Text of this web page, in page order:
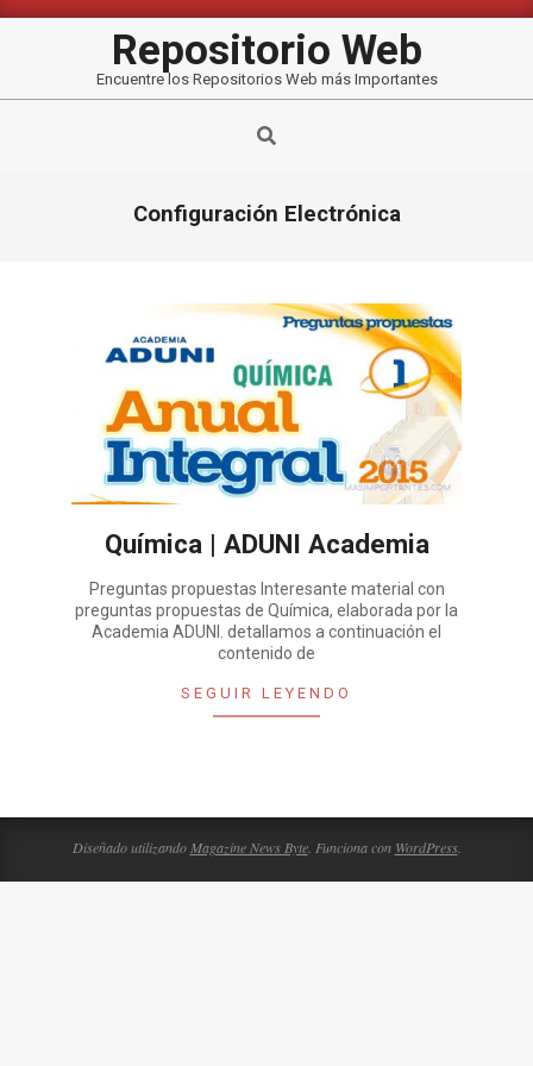
Repositorio Web
Encuentre los Repositorios Web más Importantes
Buscar
Configuración Electrónica
Química | ADUNI Academia
Preguntas propuestas Interesante material con
preguntas propuestas de Química, elaborada por la
Academia ADUNI. detallamos a continuación el
contenido de
SEGUIR LEYENDO
Diseñado utilizando Magazine News Byte. Funciona con WordPress.